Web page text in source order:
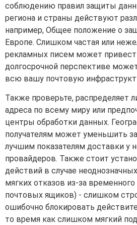
соблюдению правил защиты
региона и страны действуют
например, Общее положение о
Европе. Слишком частая или
рекламных писем может
долгосрочной перспективе
всю вашу почтовую
Также проверьте, распределяет
адреса по всему миру или
центры обработки данных.
получателям может уменьшить
лучшим показателям доставки у
провайдеров. Также стоит
действий в случае
мягких отказов из-за
почтовых ящиков) - слишком
ошибочно блокировать
то время как слишком мягкий